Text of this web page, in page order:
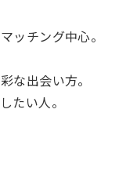
ッチング中心。
な出会い方。
たい人。